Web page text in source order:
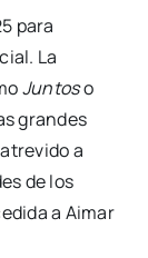
para
La
Juntoso
grandes
a
de los
a Aimar